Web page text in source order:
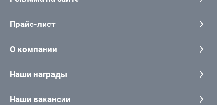
Прайс-лист
О компании
Наши награды
Наши вакансии